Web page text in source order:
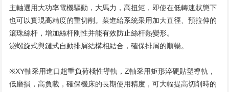
主軸選用大功率電機驅動，大馬力，高扭矩，即使在低轉速狀態下
也可以實現高精度的重切削。菜進給系統采用加大直徑、預拉伸的
滾珠絲杆，增加絲杆刚性并能有效防止絲杆熱變形。
泌螺旋式與鏈式自動排屑結構相結合，確保排屑的順暢。
※XY軸采用進口超重負荷棧性導軌，Z軸采用矩形淬硬貼塑導軌，
低磨損，高負載，確保機床的長期使用精度，可大幅提高切削時的